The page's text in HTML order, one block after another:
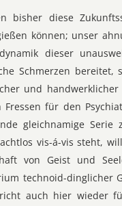
bisher diese
können; unser
dieser
Schmerzen bereitet,
und
für den
gleichnamige Serie
vis-á-vis steht,
von Geist und
technoid-dinglicher
auch hier wieder